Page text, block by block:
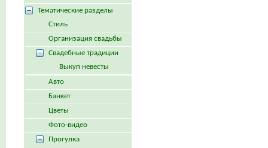
Тематические разделы
Стиль
Организация свадьбы
Свадебные традиции
Выкуп невесты
Авто
Банкет
Цветы
Фото-видео
Прогулка